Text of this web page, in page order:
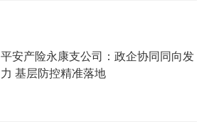
平安产险永康支公司：政企协同同向发
力 基层防控精准落地